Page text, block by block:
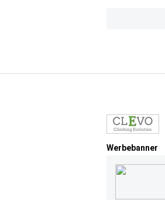
Werbebanner